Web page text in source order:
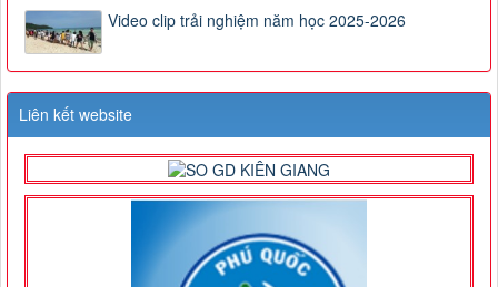
Video clip trải nghiệm năm học 2025-2026
Liên kết website